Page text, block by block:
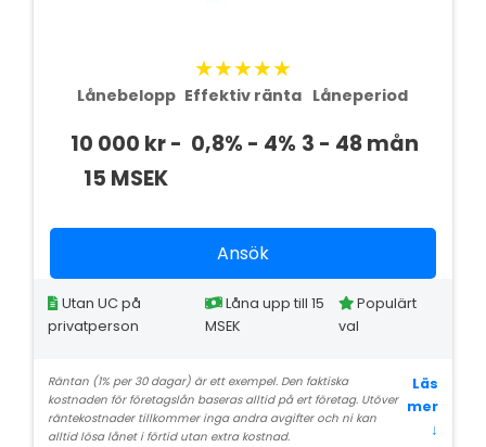
★★★★★
Lånebelopp
10 000 kr -
15 MSEK
Effektiv ränta
0,8% - 4%
Låneperiod
3 - 48 mån
Ansök
Utan UC på
privatperson
Låna upp till 15
MSEK
Populärt
val
Räntan (1% per 30 dagar) är ett exempel. Den faktiska
kostnaden för företagslån baseras alltid på ert företag. Utöver
räntekostnader tillkommer inga andra avgifter och ni kan
alltid lösa lånet i förtid utan extra kostnad.
Läs
mer
↓